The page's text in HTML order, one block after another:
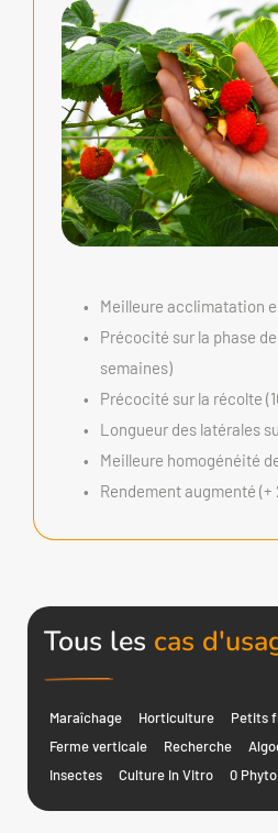
Meilleure acclimatation
Précocité sur la phase
semaines)
Précocité sur la récolte
Longueur des latérales
Meilleure homogénéité
Rendement augmenté (+
Tous les cas
Maraîchage Horticulture Petits
Ferme verticale
Recherche
Insectes
Culture In Vitro 0 Phyto